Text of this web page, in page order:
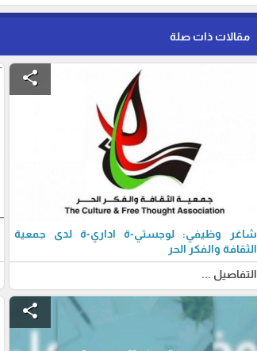
مقالات ذات صلة
share
شاغر وظيفي: لوجستي-ة اداري-ة لدى جمعية
الثقافة والفكر الحر
التفاصيل ...
share